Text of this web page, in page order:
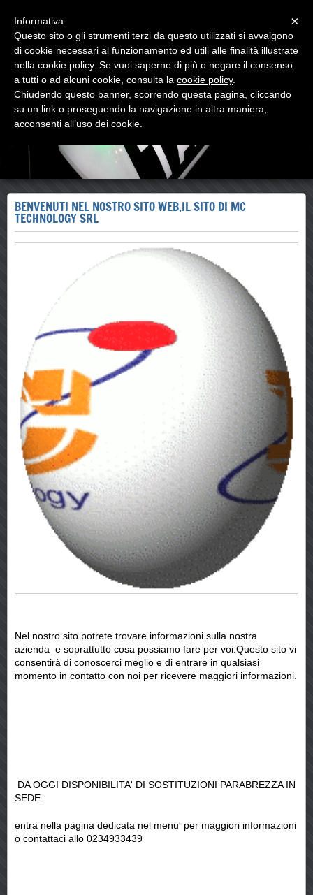
MC TECHNOLOGY
CAR & TAXI AUTOMOTIVE HOME SECURITY
BENVENUTI NEL NOSTRO SITO WEB,IL SITO DI MC
TECHNOLOGY SRL
Nel nostro sito potrete trovare informazioni sulla nostra
azienda e soprattutto cosa possiamo fare per voi.Questo sito vi
consentirà di conoscerci meglio e di entrare in qualsiasi
momento in contatto con noi per ricevere maggiori informazioni.
DA OGGI DISPONIBILITA' DI SOSTITUZIONI PARABREZZA IN
SEDE
entra nella pagina dedicata nel menu' per maggiori informazioni
o contattaci allo 0234933439
×
Informativa
Questo sito o gli strumenti terzi da questo utilizzati si avvalgono
di cookie necessari al funzionamento ed utili alle finalità illustrate
nella cookie policy. Se vuoi saperne di più o negare il consenso
a tutti o ad alcuni cookie, consulta la cookie policy.
Chiudendo questo banner, scorrendo questa pagina, cliccando
su un link o proseguendo la navigazione in altra maniera,
acconsenti all’uso dei cookie.